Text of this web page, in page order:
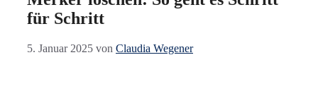
für Schritt
5. Januar 2025 von Claudia Wegener